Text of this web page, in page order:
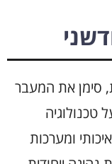
סימן את המעבר
טכנולוגיה
ומערכות